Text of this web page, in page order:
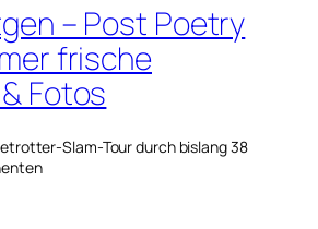
– Post Poetry
frische
Fotos
Slam-Tour durch bislang 38